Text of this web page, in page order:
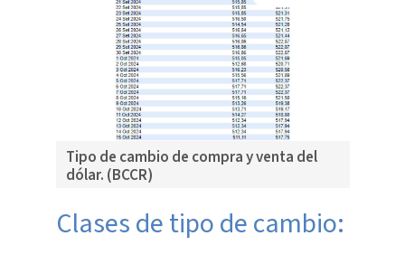
Tipo de cambio de compra y venta del
dólar. (BCCR)
​Clases de tipo de cambio: